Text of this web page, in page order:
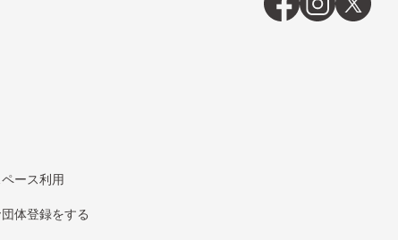
ペース利用
団体登録をする